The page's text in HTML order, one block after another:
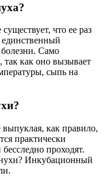
что ее раз
единственный
Само
так как оно вызывает
сыпь на
как правило,
практически
проходят.
Инкубационный